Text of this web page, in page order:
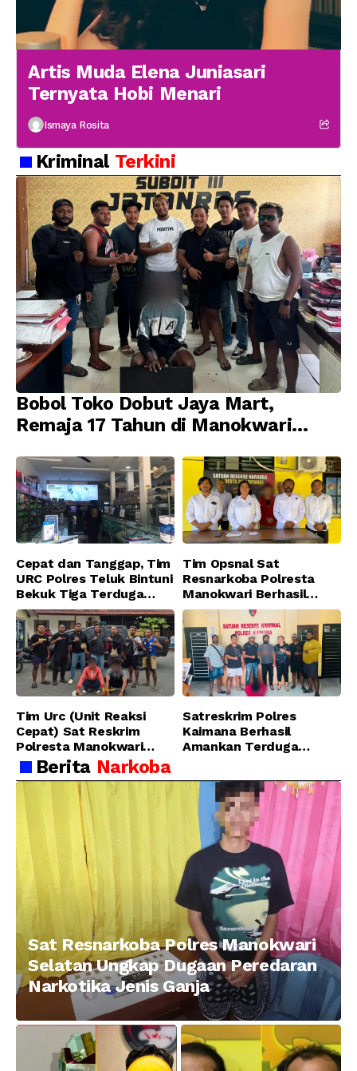
Artis Muda Elena Juniasari
Ternyata Hobi Menari
Ismaya Rosita
Kriminal Terkini
Bobol Toko Dobut Jaya Mart,
Remaja 17 Tahun di Manokwari
Jatanras Polda Papua Barat
Cepat dan Tanggap, Tim
URC Polres Teluk Bintuni
Bekuk Tiga Terduga
Pelaku Pencurian di SMA
Sanawesen
Tim Opsnal Sat
Resnarkoba Polresta
Manokwari Berhasil
Ungkap Kasus Tindak
Pidana Narkotika
Golongan I Jenis Shabu
di SP 4 Distrik Prafi kab.
Manokwari
Tim Urc (Unit Reaksi
Cepat) Sat Reskrim
Polresta Manokwari
Berhasil Tangkap 2
Pelaku Pengeroyokan di
Taman Ria kab.
Manokwari
Satreskrim Polres
Kaimana Berhasil
Amankan Terduga
Menggunakan Senjata
Tajam
Berita Narkoba
Sat Resnarkoba Polres Manokwari
Selatan Ungkap Dugaan Peredaran
Narkotika Jenis Ganja